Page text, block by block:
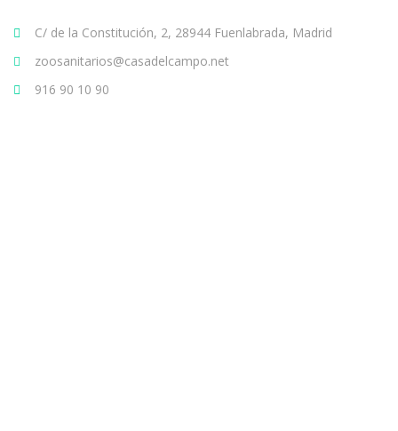
C/ de la Constitución, 2, 28944 Fuenlabrada, Madrid
zoosanitarios@casadelcampo.net
916 90 10 90